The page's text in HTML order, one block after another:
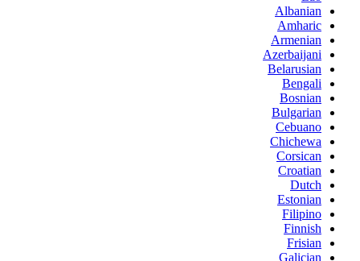
Albanian
Amharic
Armenian
Azerbaijani
Belarusian
Bengali
Bosnian
Bulgarian
Cebuano
Chichewa
Corsican
Croatian
Dutch
Estonian
Filipino
Finnish
Frisian
Galician